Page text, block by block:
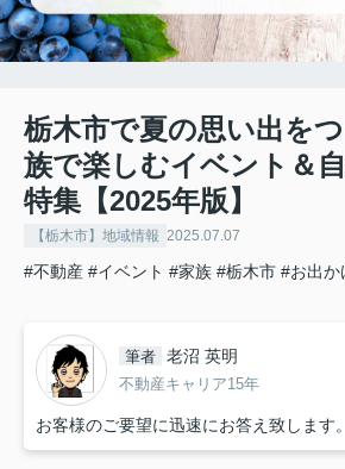
栃木市で夏の思い出を
族で楽しむイベント＆
特集【2025年版】
【栃木市】地域情報 2025.07.07
#不動産 #イベント #家族 #栃木市 #お出か
筆者 老沼 英明
不動産キャリア15年
お客様のご要望に迅速にお答え致します。